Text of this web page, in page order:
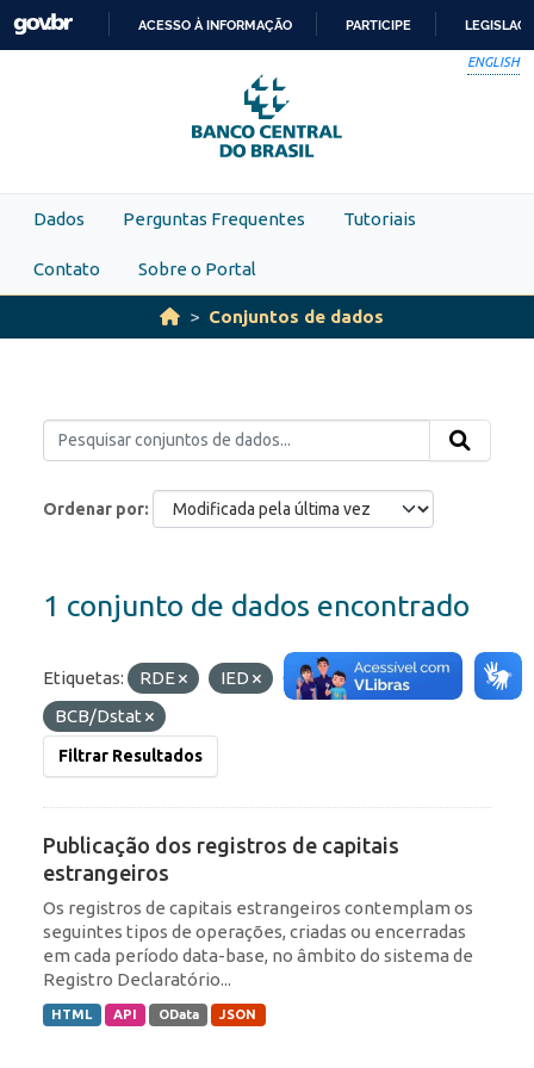
Skip to main content
PARA
O
CONTEÚDO
ACESSO À INFORMAÇÃO PARTICIPE
ENGLISH
Dados Perguntas Frequentes Tutoriais
Contato Sobre o Portal
Conjuntos de dados
Ordenar por
1 conjunto de dados encontrado
Etiquetas: RDE IED
Organizações:
BCB/Dstat
Filtrar Resultados
Publicação dos registros de capitais
estrangeiros
Os registros de capitais estrangeiros contemplam os
seguintes tipos de operações, criadas ou encerradas
em cada período data-base, no âmbito do sistema de
Registro Declaratório...
HTML API OData JSON